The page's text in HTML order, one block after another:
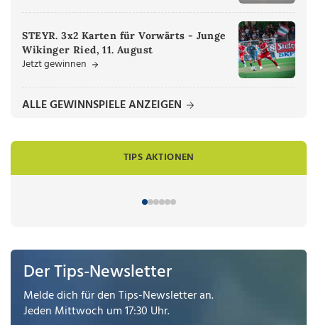
STEYR. 3x2 Karten für Vorwärts - Junge
Wikinger Ried, 11. August
Jetzt gewinnen
ALLE GEWINNSPIELE ANZEIGEN
TIPS AKTIONEN
Der Tips-Newsletter
Melde dich für den Tips-Newsletter an.
Jeden Mittwoch um 17:30 Uhr.